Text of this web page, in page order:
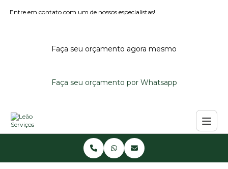
Entre em contato com um de nossos especialistas!
Faça seu orçamento agora mesmo
Faça seu orçamento por Whatsapp